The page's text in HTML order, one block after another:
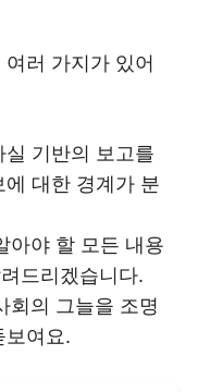
러 가지가 있어
기반의 보고를
대한 경계가 분
아야 할 모든 내용
드리겠습니다.
회의 그늘을 조명
보여요.